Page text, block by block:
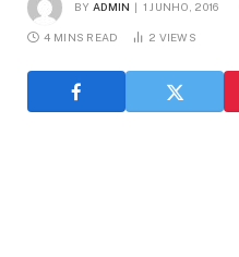
BY ADMIN 1 JUNHO, 2016
4 MINS READ 2 VIEWS